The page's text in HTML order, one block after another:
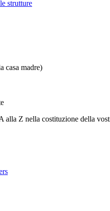
strutture
casa madre)
alla Z nella costituzione della